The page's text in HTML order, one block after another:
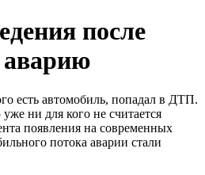
после
аварию
есть автомобиль, попадал в ДТП.
ни для кого не считается
появления на современных
потока аварии стали